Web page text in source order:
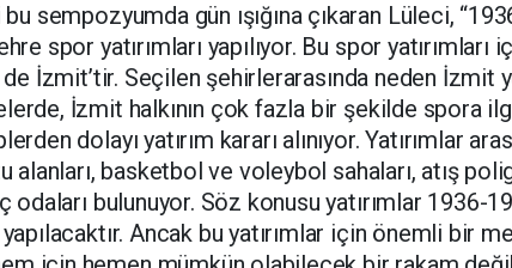
sempozyumda gün ışığına çıkaran Lüleci,
spor yatırımları yapılıyor. Bu spor yatırımları
İzmit’tir. Seçilen şehirlerarasında neden İzmit
İzmit halkının çok fazla bir şekilde spora
dolayı yatırım kararı alınıyor. Yatırımlar
alanları, basketbol ve voleybol sahaları, atış
bulunuyor. Söz konusu yatırımlar 1936-
Ancak bu yatırımlar için önemli bir